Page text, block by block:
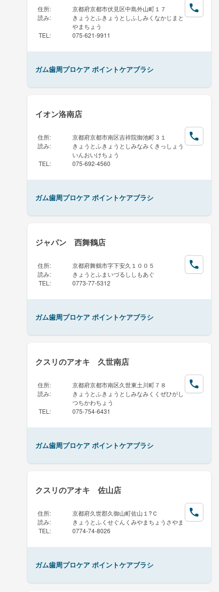
住所:
京都府京都市伏見区中島外山町１７
読み:
きょうとふきょうとしふしみくなかじまと
やまちょう
TEL : 075-621-9911
ガム歯周プロケア ポイントケアブラシ
イオン洛南店
住所:
京都府京都市南区吉祥院御池町３１
読み:
きょうとふきょうとしみなみくきっしょう
いんおいけちょう
TEL : 075-692-4560
ガム歯周プロケア ポイントケアブラシ
ジャパン 西舞鶴店
住所:
京都府舞鶴市字下安久１００５
読み:
きょうとふまいづるししもあぐ
TEL : 0773-77-5312
ガム歯周プロケア ポイントケアブラシ
クスリのアオキ 久世南店
住所:
京都府京都市南区久世東土川町７８
読み:
きょうとふきょうとしみなみくくぜひがし
つちかわちょう
TEL : 075-754-6431
ガム歯周プロケア ポイントケアブラシ
クスリのアオキ 佐山店
住所:
京都府久世郡久御山町佐山１?Ｃ
読み:
きょうとふくせぐんくみやまちょうさやま
TEL : 0774-74-8026
ガム歯周プロケア ポイントケアブラシ